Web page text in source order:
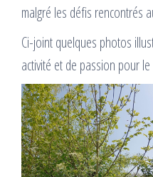
malgré les défis rencontrés
Ci-joint quelques photos
activité et de passion pour